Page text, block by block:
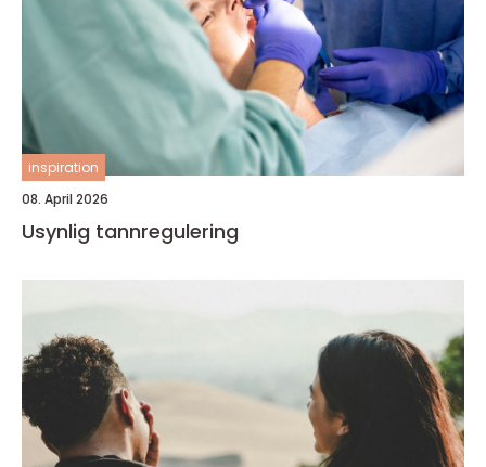
inspiration
08. April 2026
Usynlig tannregulering